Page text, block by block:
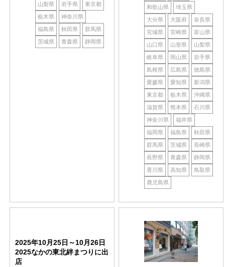
山梨県 岩手県 東京都
栃木県 神奈川県
福島県 秋田県 群馬県
茨城県 青森県 静岡県
和歌山県 埼玉県
大分県 大阪府 奈良県
宮城県 宮崎県 富山県
山口県 山形県 山梨県
岐阜県 岡山県 岩手県
島根県 広島県 徳島県
愛媛県 愛知県 新潟県
東京都 栃木県 沖縄県
滋賀県 熊本県 石川県
神奈川県 福井県
福岡県 福島県 秋田県
群馬県 茨城県 長崎県
長野県 青森県 静岡県
香川県 高知県 鳥取県
鹿児島県
2025年10月25日～10月26日
2025なかの東北絆まつりに出
店